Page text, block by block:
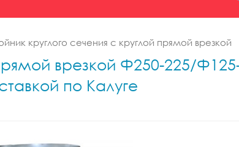
круглого сечения с круглой прямой врезкой
врезкой Ф250-225/
по Калуге